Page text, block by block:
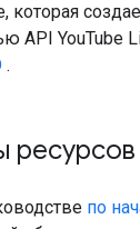
которая
API YouTube
.
ресурсов
по